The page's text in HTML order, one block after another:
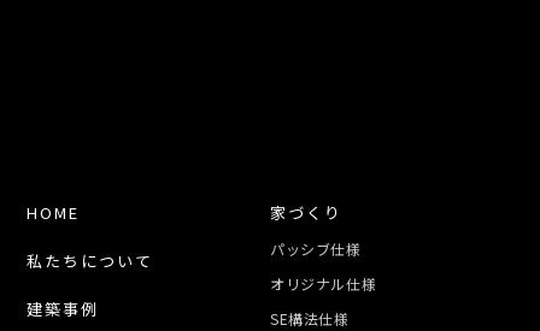
HOME
私たちについて
建築事例
家づくり
パッシブ仕様
オリジナル仕様
SE構法仕様